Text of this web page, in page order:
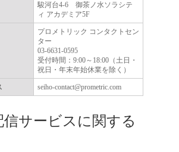
駿河台4-6 御茶ノ水ソラシテ
ィ アカデミア5F
プロメトリック コンタクトセン
ター
03-6631-0595
受付時間：9:00～18:00（土日・
祝日・年末年始休業を除く）
seiho-contact@prometric.com
サービスに関する